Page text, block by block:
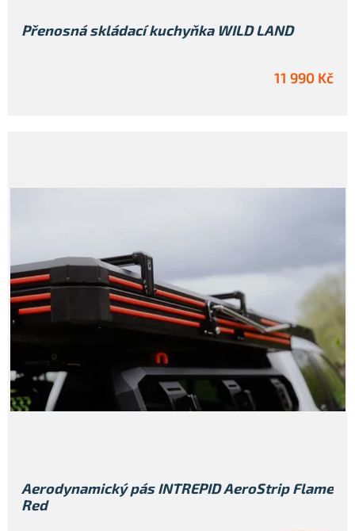
Přenosná skládací kuchyňka WILD LAND
11 990 Kč
Aerodynamický pás INTREPID AeroStrip Flame
Red